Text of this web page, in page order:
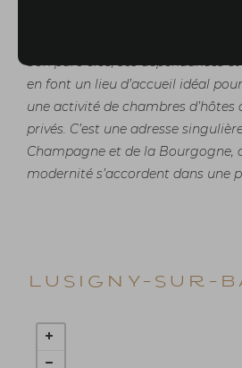
Son parc clos, ses dépendances
en font un lieu d’accueil idéal
une activité de chambres d’hôtes
privés. C’est une adresse
Champagne et de la Bourgogne,
modernité s’accordent dans une
Lusigny-sur-